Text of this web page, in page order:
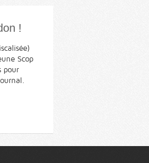
!
Scop
pour